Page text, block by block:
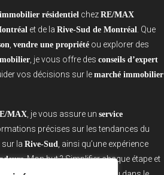
résidentiel chez RE/MAX
et de la Rive-Sud de Montréal . Que
vendre une propriété ou explorer des
, je vous offre des conseils d’expert
vos décisions sur le marché immobilier
MAX , je vous assure un service
précises sur les tendances du
sur la Rive-Sud , ainsi qu’une expérience
. Mon but ? Simplifier chaque étape et